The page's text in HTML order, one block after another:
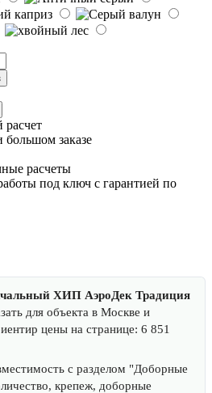
заказе
расчеты
под ключ с гарантией по
ХИП АэроДек Традиция
для объекта в Москве и
цены на странице: 6 851
с разделом "Доборные
крепеж, доборные